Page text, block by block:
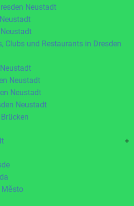
Neustadt
Clubs und Restaurants in Dresden
Neustadt
Neustadt
Neustadt
+
Město